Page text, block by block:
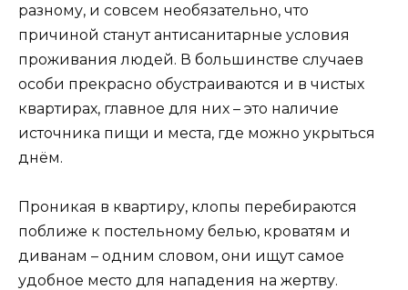
разному, и совсем необязательно, что
причиной станут антисанитарные условия
проживания людей. В большинстве случаев
особи прекрасно обустраиваются и в чистых
квартирах, главное для них – это наличие
источника пищи и места, где можно укрыться
днём.
Проникая в квартиру, клопы перебираются
поближе к постельному белью, кроватям и
диванам – одним словом, они ищут самое
удобное место для нападения на жертву.